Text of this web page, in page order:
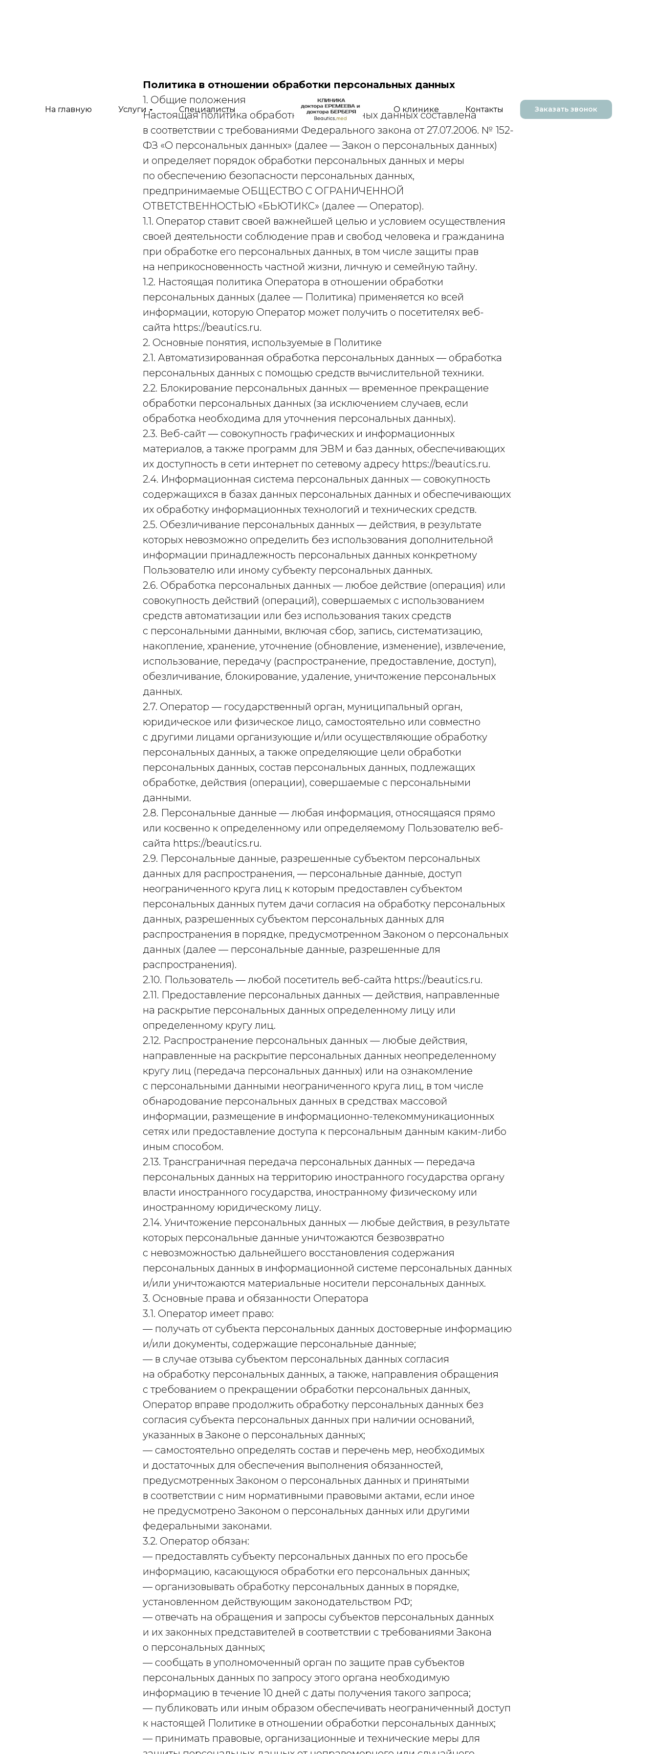
На главную Услуги Специалисты О клинике Контакты Заказать звонок
Политика в отношении обработки персональных данных
1. Общие положения
Настоящая политика обработки персональных данных составлена
в соответствии с требованиями Федерального закона от 27.07.2006. № 152-
ФЗ «О персональных данных» (далее — Закон о персональных данных)
и определяет порядок обработки персональных данных и меры
по обеспечению безопасности персональных данных,
предпринимаемые ОБЩЕСТВО С ОГРАНИЧЕННОЙ
ОТВЕТСТВЕННОСТЬЮ «БЬЮТИКС» (далее — Оператор).
1.1. Оператор ставит своей важнейшей целью и условием осуществления
своей деятельности соблюдение прав и свобод человека и гражданина
при обработке его персональных данных, в том числе защиты прав
на неприкосновенность частной жизни, личную и семейную тайну.
1.2. Настоящая политика Оператора в отношении обработки
персональных данных (далее — Политика) применяется ко всей
информации, которую Оператор может получить о посетителях веб-
сайта https://beautics.ru.
2. Основные понятия, используемые в Политике
2.1. Автоматизированная обработка персональных данных — обработка
персональных данных с помощью средств вычислительной техники.
2.2. Блокирование персональных данных — временное прекращение
обработки персональных данных (за исключением случаев, если
обработка необходима для уточнения персональных данных).
2.3. Веб-сайт — совокупность графических и информационных
материалов, а также программ для ЭВМ и баз данных, обеспечивающих
их доступность в сети интернет по сетевому адресу https://beautics.ru.
2.4. Информационная система персональных данных — совокупность
содержащихся в базах данных персональных данных и обеспечивающих
их обработку информационных технологий и технических средств.
2.5. Обезличивание персональных данных — действия, в результате
которых невозможно определить без использования дополнительной
информации принадлежность персональных данных конкретному
Пользователю или иному субъекту персональных данных.
2.6. Обработка персональных данных — любое действие (операция) или
совокупность действий (операций), совершаемых с использованием
средств автоматизации или без использования таких средств
с персональными данными, включая сбор, запись, систематизацию,
накопление, хранение, уточнение (обновление, изменение), извлечение,
использование, передачу (распространение, предоставление, доступ),
обезличивание, блокирование, удаление, уничтожение персональных
данных.
2.7. Оператор — государственный орган, муниципальный орган,
юридическое или физическое лицо, самостоятельно или совместно
с другими лицами организующие и/или осуществляющие обработку
персональных данных, а также определяющие цели обработки
персональных данных, состав персональных данных, подлежащих
обработке, действия (операции), совершаемые с персональными
данными.
2.8. Персональные данные — любая информация, относящаяся прямо
или косвенно к определенному или определяемому Пользователю веб-
сайта https://beautics.ru.
2.9. Персональные данные, разрешенные субъектом персональных
данных для распространения, — персональные данные, доступ
неограниченного круга лиц к которым предоставлен субъектом
персональных данных путем дачи согласия на обработку персональных
данных, разрешенных субъектом персональных данных для
распространения в порядке, предусмотренном Законом о персональных
данных (далее — персональные данные, разрешенные для
распространения).
2.10. Пользователь — любой посетитель веб-сайта https://beautics.ru.
2.11. Предоставление персональных данных — действия, направленные
на раскрытие персональных данных определенному лицу или
определенному кругу лиц.
2.12. Распространение персональных данных — любые действия,
направленные на раскрытие персональных данных неопределенному
кругу лиц (передача персональных данных) или на ознакомление
с персональными данными неограниченного круга лиц, в том числе
обнародование персональных данных в средствах массовой
информации, размещение в информационно-телекоммуникационных
сетях или предоставление доступа к персональным данным каким-либо
иным способом.
2.13. Трансграничная передача персональных данных — передача
персональных данных на территорию иностранного государства органу
власти иностранного государства, иностранному физическому или
иностранному юридическому лицу.
2.14. Уничтожение персональных данных — любые действия, в результате
которых персональные данные уничтожаются безвозвратно
с невозможностью дальнейшего восстановления содержания
персональных данных в информационной системе персональных данных
и/или уничтожаются материальные носители персональных данных.
3. Основные права и обязанности Оператора
3.1. Оператор имеет право:
— получать от субъекта персональных данных достоверные информацию
и/или документы, содержащие персональные данные;
— в случае отзыва субъектом персональных данных согласия
на обработку персональных данных, а также, направления обращения
с требованием о прекращении обработки персональных данных,
Оператор вправе продолжить обработку персональных данных без
согласия субъекта персональных данных при наличии оснований,
указанных в Законе о персональных данных;
— самостоятельно определять состав и перечень мер, необходимых
и достаточных для обеспечения выполнения обязанностей,
предусмотренных Законом о персональных данных и принятыми
в соответствии с ним нормативными правовыми актами, если иное
не предусмотрено Законом о персональных данных или другими
федеральными законами.
3.2. Оператор обязан:
— предоставлять субъекту персональных данных по его просьбе
информацию, касающуюся обработки его персональных данных;
— организовывать обработку персональных данных в порядке,
установленном действующим законодательством РФ;
— отвечать на обращения и запросы субъектов персональных данных
и их законных представителей в соответствии с требованиями Закона
о персональных данных;
— сообщать в уполномоченный орган по защите прав субъектов
персональных данных по запросу этого органа необходимую
информацию в течение 10 дней с даты получения такого запроса;
— публиковать или иным образом обеспечивать неограниченный доступ
к настоящей Политике в отношении обработки персональных данных;
— принимать правовые, организационные и технические меры для